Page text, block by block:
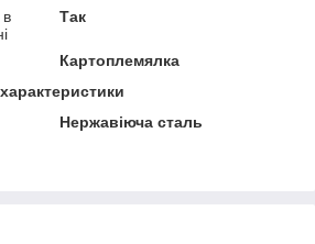
в
Так
Картоплемялка
Нержавіюча сталь